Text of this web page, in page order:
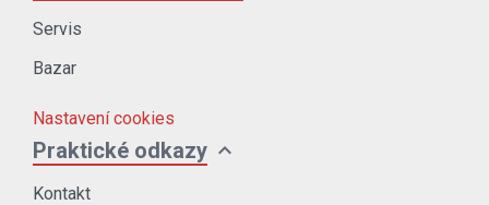
Servis
Bazar
Nastavení cookies
Praktické odkazy expand_more
Kontakt